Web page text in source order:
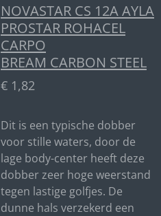
NOVASTAR CS 12A AYLA
PROSTAR ROHACEL
CARPO
BREAM CARBON STEEL
€ 1,82
Dit is een typische dobber
voor stille waters, door de
lage body-center heeft deze
dobber zeer hoge weerstand
tegen lastige golfjes. De
dunne hals verzekerd een